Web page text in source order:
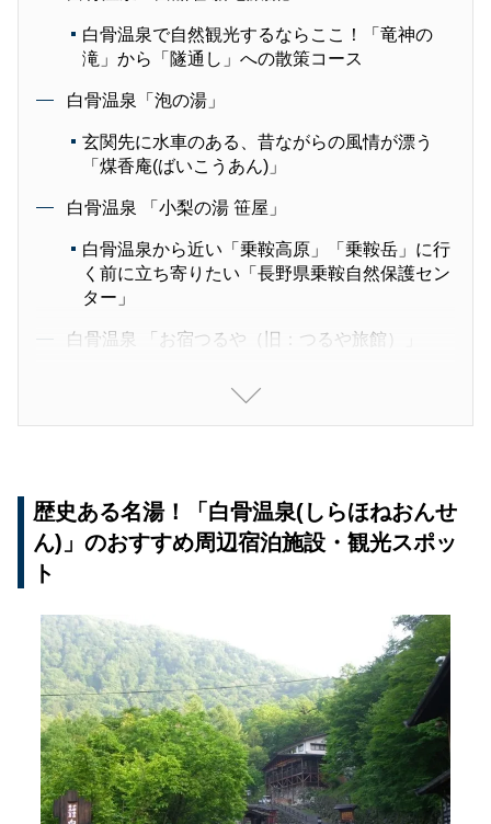
白骨温泉で自然観光するならここ！「竜神の
滝」から「隧通し」への散策コース
白骨温泉「泡の湯」
玄関先に水車のある、昔ながらの風情が漂う
「煤香庵(ばいこうあん)」
白骨温泉 「小梨の湯 笹屋」
白骨温泉から近い「乗鞍高原」「乗鞍岳」に行
く前に立ち寄りたい「長野県乗鞍自然保護セン
ター」
白骨温泉 「お宿つるや（旧：つるや旅館）」
ー場「Mt.乗鞍スノーリゾート」
歴史ある名湯！「白骨温泉(しらほねおんせ
ん)」のおすすめ周辺宿泊施設・観光スポッ
ト